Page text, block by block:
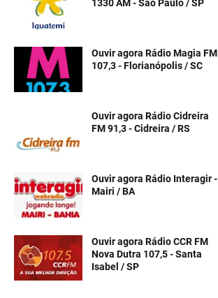
1330 AM - São Paulo / SP
Ouvir agora Rádio Magia FM
107,3 - Florianópolis / SC
Ouvir agora Rádio Cidreira
FM 91,3 - Cidreira / RS
Ouvir agora Rádio Interagir -
Mairi / BA
Ouvir agora Rádio CCR FM
Nova Dutra 107,5 - Santa
Isabel / SP